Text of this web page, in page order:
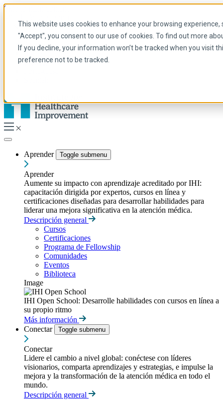
This website uses cookies to enhance your browsing
"Accept", you consent to our use of cookies. To find out more
If you decline, your information won’t be tracked when you visit
preference not to be tracked.
Skip to main content
Spanish
Arabic
Inglés
Francés
Aprender Toggle submenu
Aprender
Aumente su impacto con aprendizaje acreditado por IHI:
capacitación dirigida por expertos, cursos en línea y
certificaciones diseñadas para desarrollar habilidades para
liderar una mejora significativa en la atención médica.
Descripción general
Cursos
Certificaciones
Programa de Fellowship
Comunidades
Eventos
Biblioteca
Image
IHI Open School: Desarrolle habilidades con cursos en línea a
su propio ritmo
Más información
Conectar
Toggle submenu
Conectar
Lidere el cambio a nivel global: conéctese con líderes
visionarios, comparta aprendizajes y estrategias, e impulse la
mejora y la transformación de la atención médica en todo el
mundo.
Descripción general